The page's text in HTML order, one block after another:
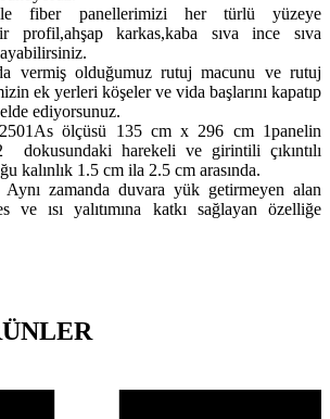
fiber panellerimizi her türlü yüzeye
profil,ahşap karkas,kaba sıva ince sıva
vermiş olduğumuz rutuj macunu ve rutuj
ek yerleri köşeler ve vida başlarını kapatıp
ediyorsunuz.
ölçüsü 135 cm x 296 cm 1panelin
dokusundaki harekeli ve girintili çıkıntılı
kalınlık 1.5 cm ila 2.5 cm arasında.
zamanda duvara yük getirmeyen alan
ve ısı yalıtımına katkı sağlayan özelliğe